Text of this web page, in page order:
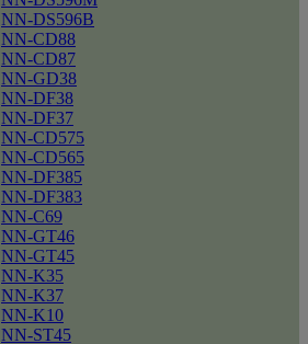
NN-DS596B
NN-CD88
NN-CD87
NN-GD38
NN-DF38
NN-DF37
NN-CD575
NN-CD565
NN-DF385
NN-DF383
NN-C69
NN-GT46
NN-GT45
NN-K35
NN-K37
NN-K10
NN-ST45